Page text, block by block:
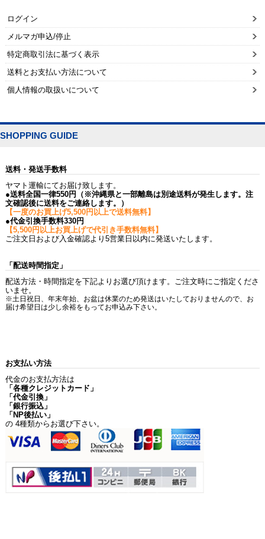
ログイン
メルマガ申込/停止
特定商取引法に基づく表示
送料とお支払い方法について
個人情報の取扱いについて
SHOPPING GUIDE
送料・発送手数料
ヤマト運輸にてお届け致します。
●送料全国一律550円（※沖縄県と一部離島は別途送料が発生します。注
文確認後に送料をご連絡します。）
【一度のお買上げ5,500円以上で送料無料】
●代金引換手数料330円
【5,500円以上お買上げで代引き手数料無料】
ご注文日および入金確認より5営業日以内に発送いたします。
「配送時間指定」
配送方法・時間指定を下記よりお選び頂けます。ご注文時にご指定くださ
いませ。
※土日祝日、年末年始、お盆は休業のため発送はいたしておりませんので、お
届け希望日は少し余裕をもってお申込み下さい。
お支払い方法
代金のお支払方法は
「各種クレジットカード」
「代金引換」
「銀行振込」
「NP後払い」
の 4種類からお選び下さい。